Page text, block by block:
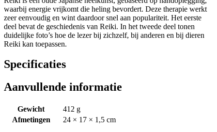
waarbij energie vrijkomt die heling bevordert. Deze therapie werkt
zeer eenvoudig en wint daardoor snel aan populariteit. Het eerste
deel bevat de geschiedenis van Reiki. In het tweede deel tonen
duidelijke foto’s hoe de lezer bij zichzelf, bij anderen en bij dieren
Reiki kan toepassen.
Specificaties
Aanvullende informatie
Gewicht
412 g
Afmetingen
24 × 17 × 1,5 cm